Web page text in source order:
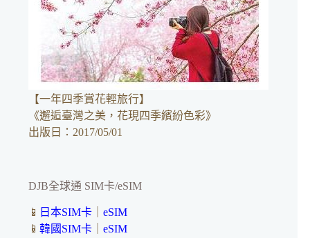
【一年四季賞花輕旅行】
《邂逅臺灣之美，花現四季繽紛色彩》
出版日：2017/05/01
DJB全球通 SIM卡/eSIM
📱 日本SIM卡
eSIM
📱 韓國SIM卡
eSIM